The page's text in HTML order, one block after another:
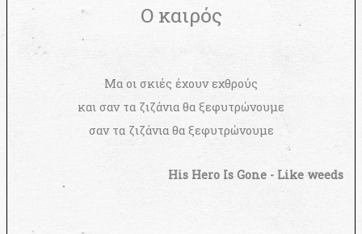
Ο καιρός
Μα οι σκιές έχουν εχθρούς
και σαν τα ζιζάνια θα ξεφυτρώνουμε
σαν τα ζιζάνια θα ξεφυτρώνουμε
His Hero Is Gone - Like weeds